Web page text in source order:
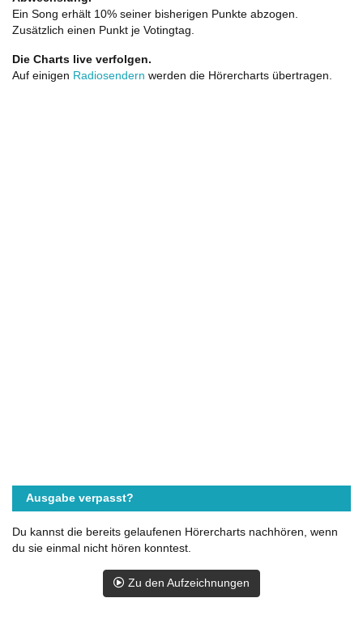
Ein Song erhält 10% seiner bisherigen Punkte abzogen.
Zusätzlich einen Punkt je Votingtag.
Die Charts live verfolgen.
Auf einigen Radiosendern werden die Hörercharts übertragen.
Ausgabe verpasst?
Du kannst die bereits gelaufenen Hörercharts nachhören, wenn
du sie einmal nicht hören konntest.
Zu den Aufzeichnungen